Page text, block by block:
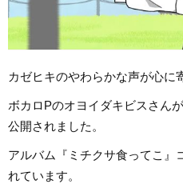
カゼヒキのやわらかな声が心に
ボカロPのオヨイダキビスさん
公開されました。
アルバム『ミチクサ食ってこ』
れています。